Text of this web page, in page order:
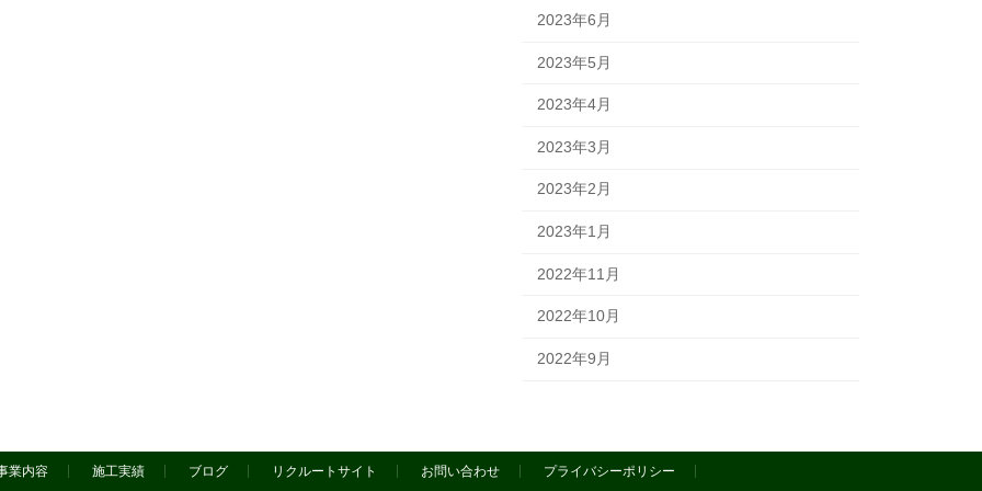
2023年6月
2023年5月
2023年4月
2023年3月
2023年2月
2023年1月
2022年11月
2022年10月
2022年9月
業内容 施工実績 ブログ リクルートサイト お問い合わせ プライバシーポリシー